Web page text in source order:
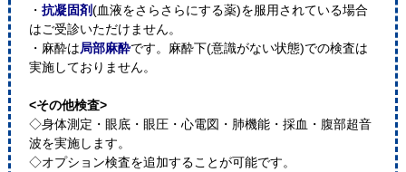
・ 抗凝固剤(血液をさらさらにする薬)を服用されている場合
はご受診いただけません。
・麻酔は局部麻酔です。麻酔下(意識がない状態)での検査は
実施しておりません。
<その他検査>
◇身体測定・眼底・眼圧・心電図・肺機能・採血・腹部超音
波を実施します。
◇オプション検査を追加することが可能です。